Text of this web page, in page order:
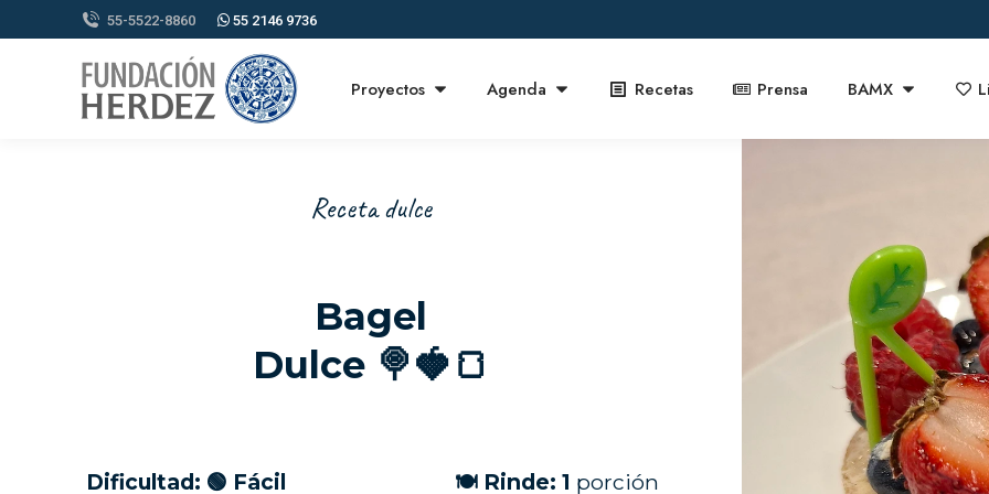
55-5522-8860 55 2146 9736
Proyectos Agenda Recetas Prensa BAMX
Receta dulce
Bagel
Dulce 🍭🍓🍞
Dificultad: 🟢 Fácil 🍽 Rinde: 1 porción